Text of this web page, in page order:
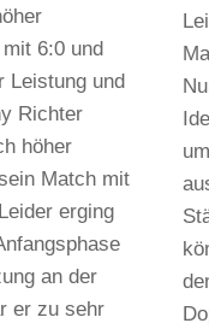
6:0 und
Leistung und
Richter
höher
Match mit
erging
an der
er zu sehr